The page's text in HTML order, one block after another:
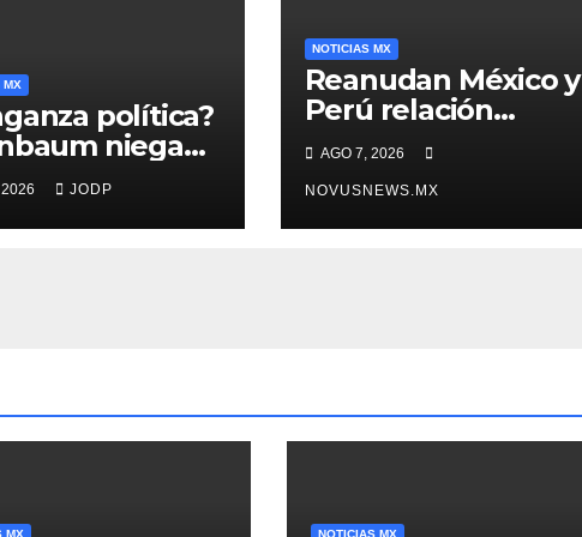
MX
política?
niega
negra en
de Ángel
JODP
NOTICIAS MX
Reanudan México y
Perú relación
diplomática
AGO 7, 2026
NOVUSNEWS.MX
MX NOTICIAS MX